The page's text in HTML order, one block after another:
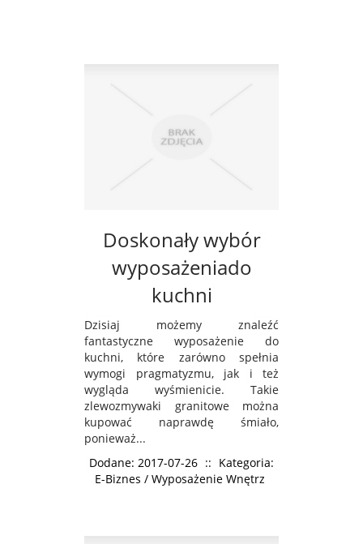
Doskonały wybór
wyposażeniado
kuchni
Dzisiaj możemy znaleźć
fantastyczne wyposażenie do
kuchni, które zarówno spełnia
wymogi pragmatyzmu, jak i też
wygląda wyśmienicie. Takie
zlewozmywaki granitowe można
kupować naprawdę śmiało,
ponieważ...
Dodane: 2017-07-26 :: Kategoria:
E-Biznes / Wyposażenie Wnętrz